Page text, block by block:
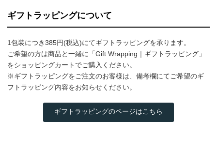
ギフトラッピングについて
1包装につき385円(税込)にてギフトラッピングを承ります。
ご希望の方は商品と一緒に「Gift Wrapping｜ギフトラッピング」
をショッピングカートでご購入ください。
※ギフトラッピングをご注文のお客様は、備考欄にてご希望のギ
フトラッピング内容をお知らせください。
ギフトラッピングのページはこちら